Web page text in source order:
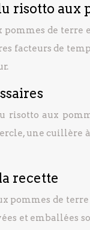
risotto aux
de terre
facteurs de
risotto aux
une cuillère
recette
pommes de
et emballées